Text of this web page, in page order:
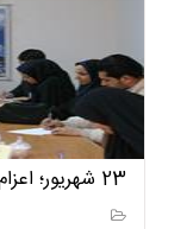
23 شهریور؛ اعزام بیش از 800 زائر به سرزمین وحی